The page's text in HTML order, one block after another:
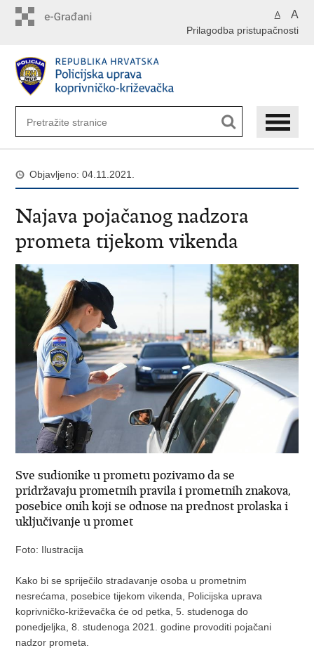
A A
Prilagodba pristupačnosti
Objavljeno: 04.11.2021.
Najava pojačanog nadzora
prometa tijekom vikenda
Sve sudionike u prometu pozivamo da se
pridržavaju prometnih pravila i prometnih znakova,
posebice onih koji se odnose na prednost prolaska i
uključivanje u promet
Foto: Ilustracija
Kako bi se spriječilo stradavanje osoba u prometnim
nesrećama, posebice tijekom vikenda, Policijska uprava
koprivničko-križevačka će od petka, 5. studenoga do
ponedjeljka, 8. studenoga 2021. godine provoditi pojačani
nadzor prometa.